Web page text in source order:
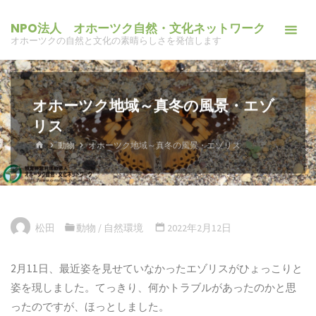
ン
ツ
へ
ス
キ
ッ
プ
NPO法人 オホーツク自然・文化ネットワーク
オホーツクの自然と文化の素晴らしさを発信します
オホーツク地域～真冬の風景・エゾ
リス
ホ
ー
ム
動物 オホーツク地域～真冬の風景・エゾリス
松田 動物 / 自然環境 2022年2月12日
2月11日、最近姿を見せていなかったエゾリスがひょっこりと
姿を現しました。てっきり、何かトラブルがあったのかと思
ったのですが、ほっとしました。